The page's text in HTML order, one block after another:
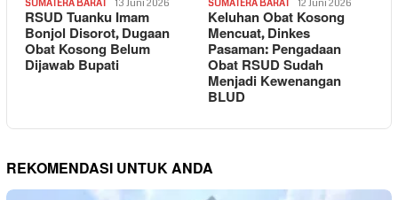
SUMATERA BARAT 13 Juni 2026
RSUD Tuanku Imam
Bonjol Disorot, Dugaan
Obat Kosong Belum
Dijawab Bupati
SUMATERA BARAT 12 Juni 2026
Keluhan Obat Kosong
Mencuat, Dinkes
Pasaman: Pengadaan
Obat RSUD Sudah
Menjadi Kewenangan
BLUD
REKOMENDASI UNTUK ANDA